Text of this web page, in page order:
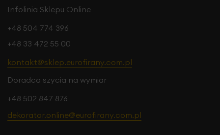
Infolinia Sklepu Online
+48 504 774 396
+48 33 472 55 00
kontakt@sklep.eurofirany.com.pl
Doradca szycia na wymiar
+48 502 847 876
dekorator.online@eurofirany.com.pl